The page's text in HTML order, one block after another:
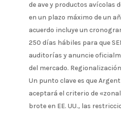
de ave y productos avícolas
en un plazo máximo de un
acuerdo incluye un
250 días hábiles para que
auditorías y anuncie
del mercado.
Un punto clave es que
aceptará el criterio de
brote en EE. UU., las